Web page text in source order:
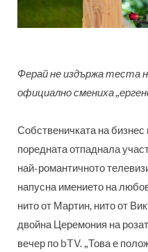
Ферай не издържа теста
официално смениха
Собственичката на
поредната отпаднала
най-романтичното
напусна имението на
нито от Мартин, нито от
двойна Церемония на
вечер по bTV. „Това е